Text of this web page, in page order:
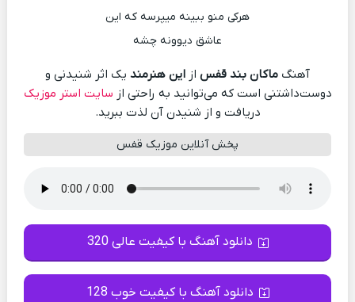
هرکی منو ببینه میپرسه که این
عاشق دیوونه چشه
آهنگ ماکان بند قفس از این هنرمند یک اثر شنیدنی و
دوست‌داشتنی است که می‌توانید به راحتی از سایت استر موزیک
دریافت و از شنیدن آن لذت ببرید.
پخش آنلاین موزیک قفس
دانلود آهنگ با کیفیت عالی 320
دانلود آهنگ با کیفیت خوب 128